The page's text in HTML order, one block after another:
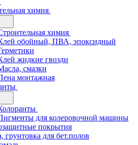
химия
химия
обойный, ПВА, эпоксидный
жидкие гвозди
смазки
монтажная
для колеровочной машины
покрытия
грунтовка для бет.полов